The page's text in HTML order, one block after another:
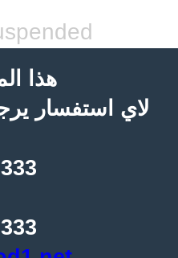
هذا
لاي استفسار